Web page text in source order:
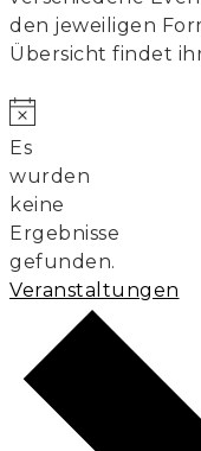
den jeweiligen
Übersicht findet
Hinweis
Es
wurden
keine
Ergebnisse
gefunden.
Veranstaltungen